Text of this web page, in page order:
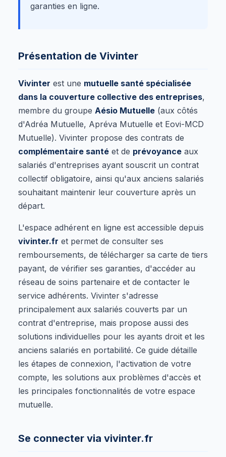
garanties en ligne.
Présentation de Vivinter
Vivinter est une mutuelle santé spécialisée
dans la couverture collective des entreprises,
membre du groupe Aésio Mutuelle (aux côtés
d'Adréa Mutuelle, Apréva Mutuelle et Eovi-MCD
Mutuelle). Vivinter propose des contrats de
complémentaire santé et de prévoyance aux
salariés d'entreprises ayant souscrit un contrat
collectif obligatoire, ainsi qu'aux anciens salariés
souhaitant maintenir leur couverture après un
départ.
L'espace adhérent en ligne est accessible depuis
vivinter.fr et permet de consulter ses
remboursements, de télécharger sa carte de tiers
payant, de vérifier ses garanties, d'accéder au
réseau de soins partenaire et de contacter le
service adhérents. Vivinter s'adresse
principalement aux salariés couverts par un
contrat d'entreprise, mais propose aussi des
solutions individuelles pour les ayants droit et les
anciens salariés en portabilité. Ce guide détaille
les étapes de connexion, l'activation de votre
compte, les solutions aux problèmes d'accès et
les principales fonctionnalités de votre espace
mutuelle.
Se connecter via vivinter.fr